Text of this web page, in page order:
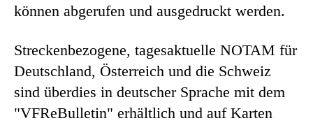
können abgerufen und ausgedruckt werden.
Streckenbezogene, tagesaktuelle NOTAM für
Deutschland, Österreich und die Schweiz
sind überdies in deutscher Sprache mit dem
"VFReBulletin" erhältlich und auf Karten